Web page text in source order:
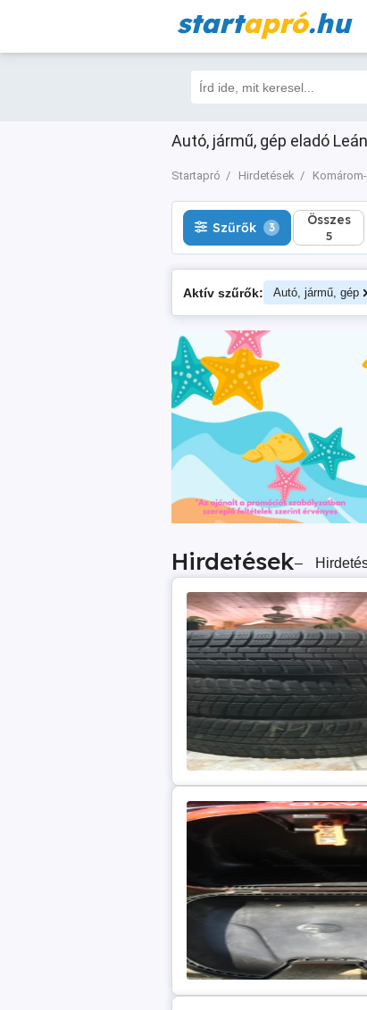
startapró.hu
Autó, jármű, gép eladó
Startapró Hirdetések
Szűrők 3 Összes
5
Szűrők 3 Összes
5
Aktív szűrők: Autó, jármű, gép
Hirdetések–